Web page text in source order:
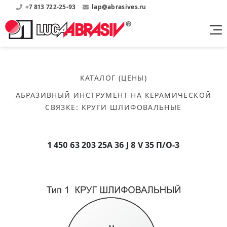
+7 813 722-25-93 lap@abrasives.ru
бакелитовой связке
Скачать каталог
Круги шлифовальные
Сегменты шлифовальные
керамической связке
Скачать каталог
Круги шлифовальные
Скачать прайсы на нашу продукцию
Нормативные документы, ГОСТы, Инструкции по
эсплуатации
Публикации
О нас
Информация о заводе
История завода
Партнеры
Список партнеров завода
Мероприятия
Контакты
КАТАЛОГ (ЦЕНЫ)
АБРАЗИВНЫЙ ИНСТРУМЕНТ НА КЕРАМИЧЕСКОЙ
СВЯЗКЕ : КРУГИ ШЛИФОВАЛЬНЫЕ
1 450 63 203 25А 36 J 8 V 35 П/О-3